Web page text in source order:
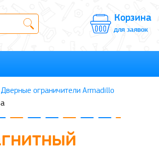
Корзина
для заявок
Дверные ограничители Armadillo